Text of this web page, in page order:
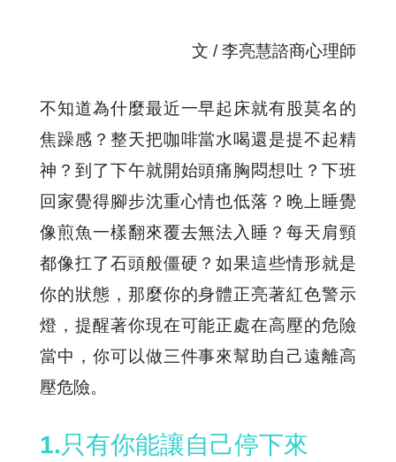
文 / 李亮慧諮商心理師
不知道為什麼最近一早起床就有股莫名的
焦躁感？整天把咖啡當水喝還是提不起精
神？到了下午就開始頭痛胸悶想吐？下班
回家覺得腳步沈重心情也低落？晚上睡覺
像煎魚一樣翻來覆去無法入睡？每天肩頸
都像扛了石頭般僵硬？如果這些情形就是
你的狀態，那麼你的身體正亮著紅色警示
燈，提醒著你現在可能正處在高壓的危險
當中，你可以做三件事來幫助自己遠離高
壓危險。
1.只有你能讓自己停下來